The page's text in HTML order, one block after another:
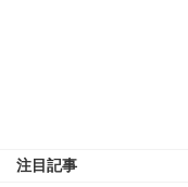
注目記事